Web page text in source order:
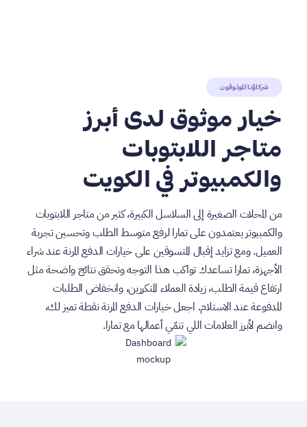
شركاؤنا الموثوقون
خيار موثوق لدى أبرز
متاجر اللابتوبات
والكمبيوتر في الكويت
من المحلات الصغيرة إلى السلاسل الكبيرة، كثير من متاجر اللابتوبات
والكمبيوتر يعتمدون على تمارا لرفع متوسط الطلب وتحسين تجربة
العميل. ومع تزايد إقبال المتسوقين على خيارات الدفع المرنة عند شراء
الأجهزة، تمارا تساعدك تواكب هذا التوجه وتحقق نتائج واضحة مثل
ارتفاع قيمة الطلب، زيادة العملاء المتكررين، وانخفاض الطلبات
المدفوعة عند الاستلام. اجعل خيارات الدفع المرنة نقطة تميز لك،
وانضم لأبرز العلامات اللي تنمّي أعمالها مع تمارا.